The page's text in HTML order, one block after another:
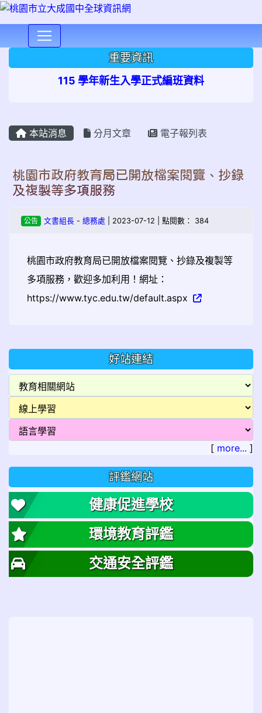
重要資訊
115 學年新生入學正式編班資料
本站消息 分月文章 電子報列表
桃園市政府教育局已開放檔案閱覽、抄錄
及複製等多項服務
公告 文書組長- 總務處 | 2023-07-12 | 點閱數： 384
桃園市政府教育局已開放檔案閱覽、抄錄及複製等
多項服務，歡迎多加利用！網址：
https://www.tyc.edu.tw/default.aspx
好站連結
[ more... ]
評鑑網站
健康促進學校
環境教育評鑑
交通安全評鑑